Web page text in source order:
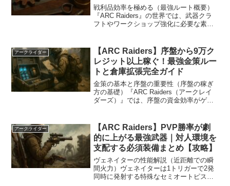
究極ルート解説
戦利品効率を極める（最強ルート概要）
『ARC Raiders』の世界では、武器クラ
フトやワークショップ強化に必要な素材
**といった素材は、入手経路が限られ...
アークライダー
【ARC Raiders】序盤から9万ク
レジット以上稼ぐ！最強金策ルー
トと倉庫拡張完全ガイド
金策の基本と序盤の重要性（序盤の稼ぎ
方の基礎）『ARC Raiders（アークレイ
ダーズ）』では、序盤の資金効率がゲー
適切な金策ルートを知らないと素材や設
計図を持ち帰れ...
アークライダー
【ARC Raiders】PVP勝率が劇
的に上がる最強武器｜対人環境を
支配する必須装備まとめ【攻略】
ヴェネイターの性能解説（近距離での瞬
間火力）ヴェネイターは1トリガーで2発
同時に発射する特殊なセミオートピスト